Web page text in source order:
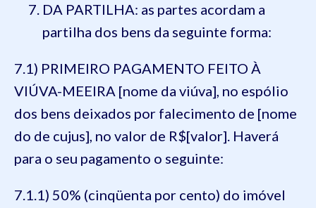
DA PARTILHA: as partes acordam a
partilha dos bens da seguinte forma:
7.1) PRIMEIRO PAGAMENTO FEITO À
VIÚVA-MEEIRA [nome da viúva], no espólio
dos bens deixados por falecimento de [nome
do de cujus], no valor de R$[valor]. Haverá
para o seu pagamento o seguinte:
7.1.1) 50% (cinqüenta por cento) do imóvel